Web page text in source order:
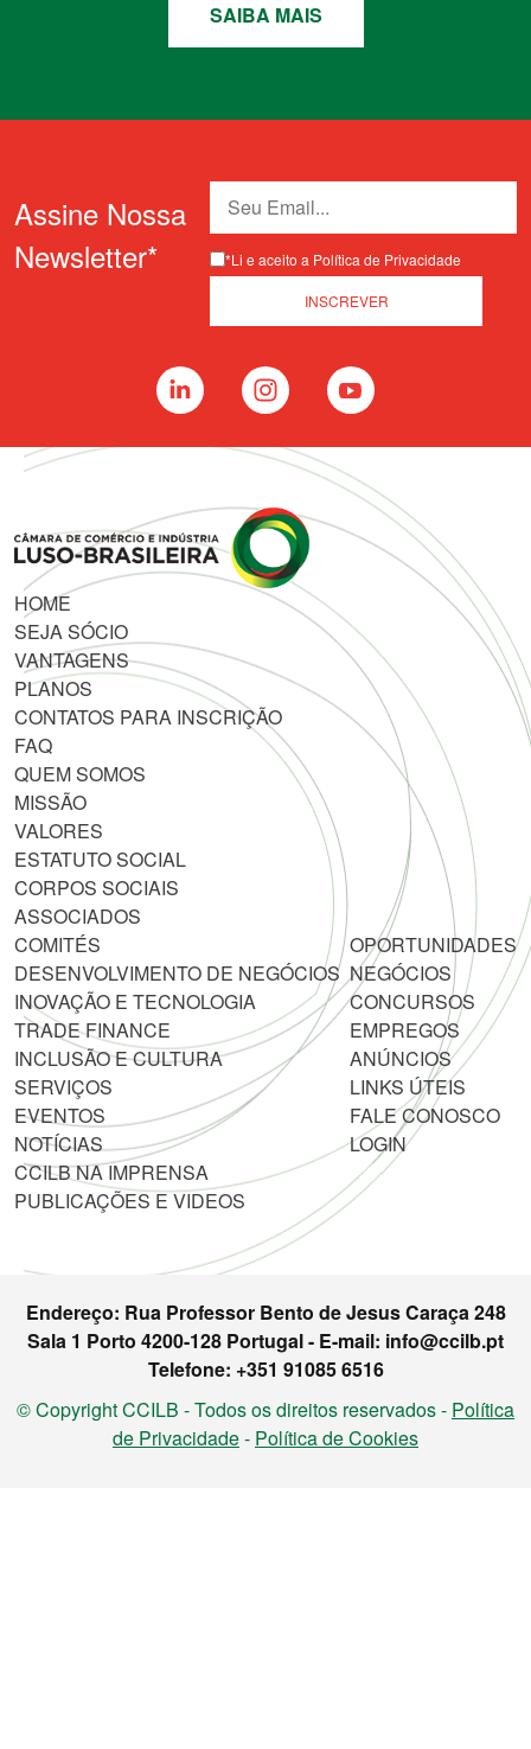
SAIBA MAIS
Assine Nossa
Newsletter*
*Li e aceito a Política de Privacidade
HOME
SEJA SÓCIO
VANTAGENS
PLANOS
CONTATOS PARA INSCRIÇÃO
FAQ
QUEM SOMOS
MISSÃO
VALORES
ESTATUTO SOCIAL
CORPOS SOCIAIS
ASSOCIADOS
COMITÉS
DESENVOLVIMENTO DE NEGÓCIOS
INOVAÇÃO E TECNOLOGIA
TRADE FINANCE
INCLUSÃO E CULTURA
SERVIÇOS
EVENTOS
NOTÍCIAS
CCILB NA IMPRENSA
PUBLICAÇÕES E VIDEOS
OPORTUNIDADES
NEGÓCIOS
CONCURSOS
EMPREGOS
ANÚNCIOS
LINKS ÚTEIS
FALE CONOSCO
LOGIN
Endereço: Rua Professor Bento de Jesus Caraça 248
Sala 1 Porto 4200-128 Portugal - E-mail: info@ccilb.pt
Telefone: +351 91085 6516
© Copyright CCILB - Todos os direitos reservados - Política
de Privacidade- Política de Cookies